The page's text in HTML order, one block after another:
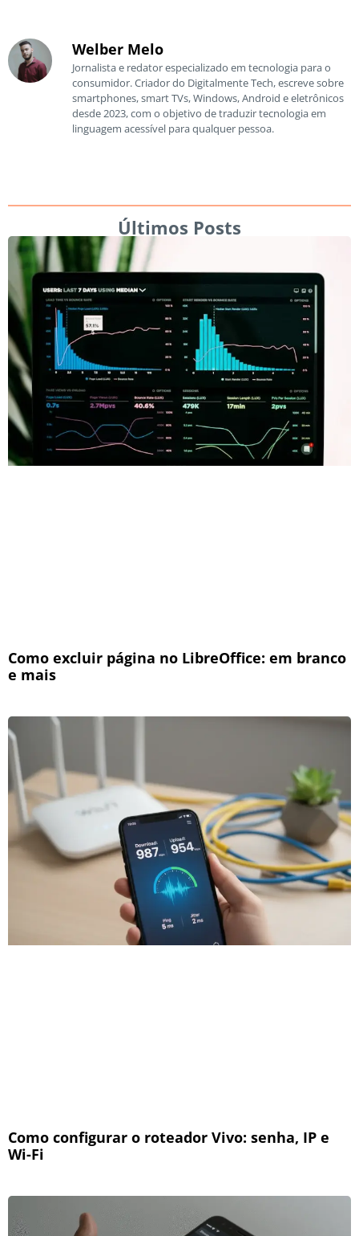
Welber Melo
Jornalista e redator especializado em tecnologia para o
consumidor. Criador do Digitalmente Tech, escreve sobre
smartphones, smart TVs, Windows, Android e eletrônicos
desde 2023, com o objetivo de traduzir tecnologia em
linguagem acessível para qualquer pessoa.
Últimos Posts
Como excluir página no LibreOffice: em branco
e mais
Como configurar o roteador Vivo: senha, IP e
Wi-Fi